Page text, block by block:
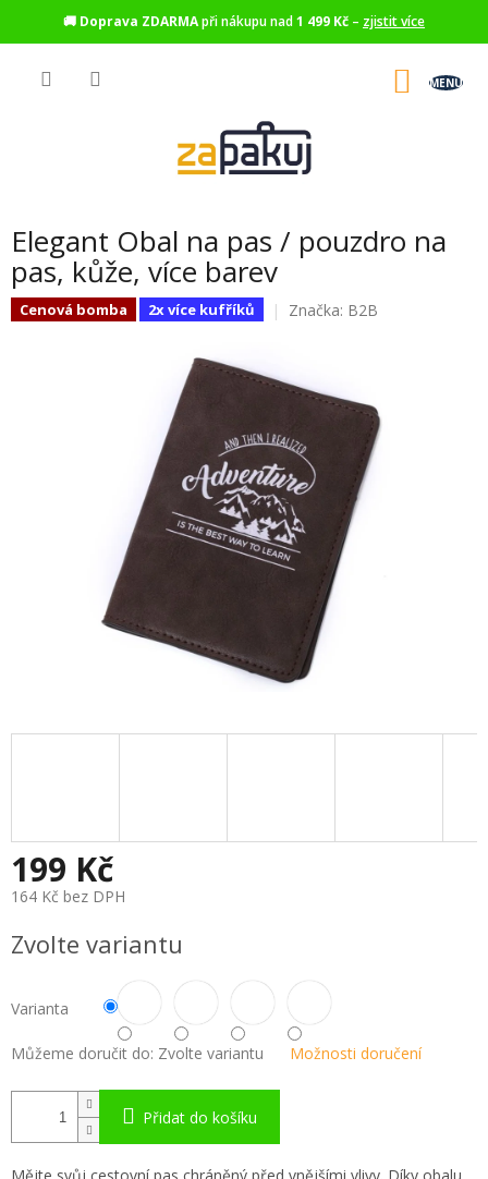
🚚 Doprava ZDARMApři nákupu nad1 499 Kč – zjistit více
Elegant Obal na pas / pouzdro na
pas, kůže, více barev
Cenová bomba 2x více kufříků Značka: B2B
199 Kč
164 Kč bez DPH
cena:
Zvolte variantu
Varianta
Můžeme doručit do: Zvolte variantu Možnosti doručení
Přidat do košíku